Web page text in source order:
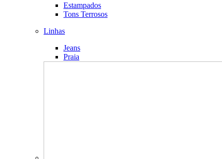
Estampados
Tons Terrosos
Linhas
Jeans
Praia